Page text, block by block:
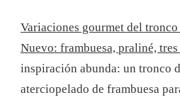
Variaciones gourmet del
Nuevo: frambuesa, praliné,
inspiración abunda: un tronco
aterciopelado de frambuesa